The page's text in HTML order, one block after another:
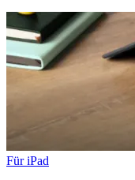
Für iPad